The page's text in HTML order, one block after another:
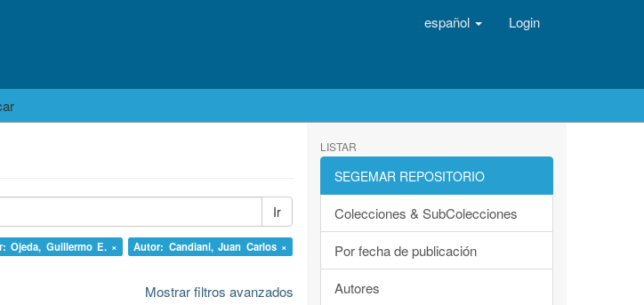
español Login
Ir
Ojeda, Guillermo E. ×
Autor: Candiani, Juan Carlos ×
Mostrar filtros avanzados
LISTAR
SEGEMAR REPOSITORIO
Colecciones & SubColecciones
Por fecha de publicación
Autores